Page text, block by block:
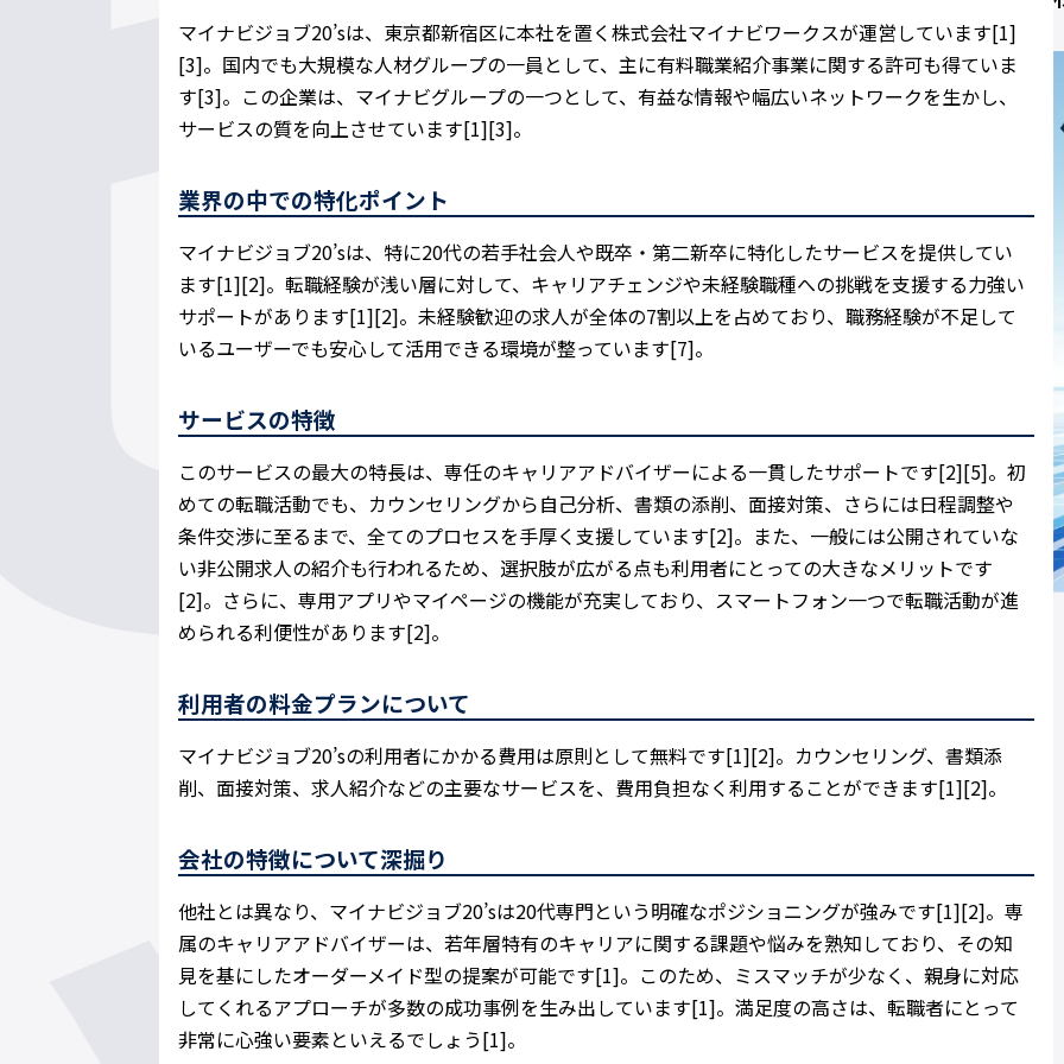
マイナビジョブ20’sは、東京都新宿区に本社を置く株式会社マイナビワークスが運営しています[1]
[3]。国内でも大規模な人材グループの一員として、主に有料職業紹介事業に関する許可も得ていま
す[3]。この企業は、マイナビグループの一つとして、有益な情報や幅広いネットワークを生かし、
サービスの質を向上させています[1][3]。
業界の中での特化ポイント
マイナビジョブ20’sは、特に20代の若手社会人や既卒・第二新卒に特化したサービスを提供してい
ます[1][2]。転職経験が浅い層に対して、キャリアチェンジや未経験職種への挑戦を支援する力強い
サポートがあります[1][2]。未経験歓迎の求人が全体の7割以上を占めており、職務経験が不足して
いるユーザーでも安心して活用できる環境が整っています[7]。
サービスの特徴
このサービスの最大の特長は、専任のキャリアアドバイザーによる一貫したサポートです[2][5]。初
めての転職活動でも、カウンセリングから自己分析、書類の添削、面接対策、さらには日程調整や
条件交渉に至るまで、全てのプロセスを手厚く支援しています[2]。また、一般には公開されていな
い非公開求人の紹介も行われるため、選択肢が広がる点も利用者にとっての大きなメリットです
[2]。さらに、専用アプリやマイページの機能が充実しており、スマートフォン一つで転職活動が進
められる利便性があります[2]。
利用者の料金プランについて
マイナビジョブ20’sの利用者にかかる費用は原則として無料です[1][2]。カウンセリング、書類添
削、面接対策、求人紹介などの主要なサービスを、費用負担なく利用することができます[1][2]。
会社の特徴について深掘り
他社とは異なり、マイナビジョブ20’sは20代専門という明確なポジショニングが強みです[1][2]。専
属のキャリアアドバイザーは、若年層特有のキャリアに関する課題や悩みを熟知しており、その知
見を基にしたオーダーメイド型の提案が可能です[1]。このため、ミスマッチが少なく、親身に対応
してくれるアプローチが多数の成功事例を生み出しています[1]。満足度の高さは、転職者にとって
非常に心強い要素といえるでしょう[1]。